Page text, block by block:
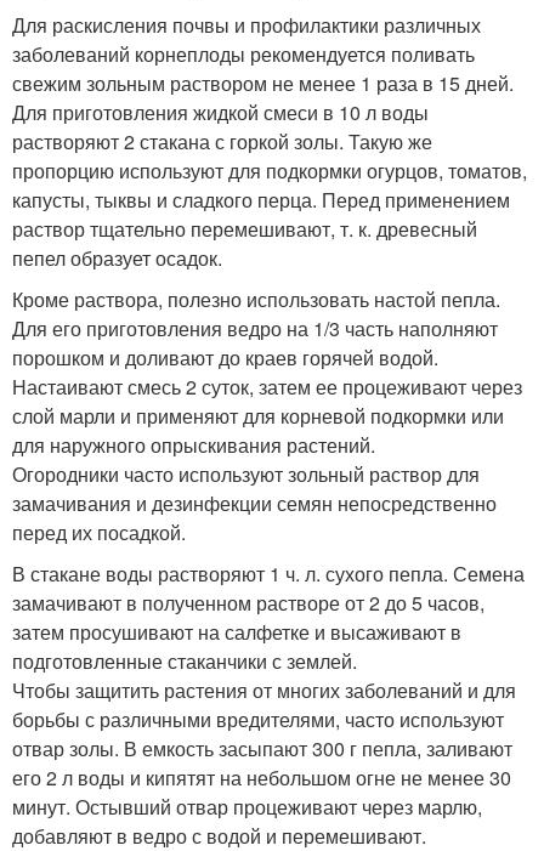
Для раскисления почвы и профилактики различных
заболеваний корнеплоды рекомендуется поливать
свежим зольным раствором не менее 1 раза в 15 дней.
Для приготовления жидкой смеси в 10 л воды
растворяют 2 стакана с горкой золы. Такую же
пропорцию используют для подкормки огурцов, томатов,
капусты, тыквы и сладкого перца. Перед применением
раствор тщательно перемешивают, т. к. древесный
пепел образует осадок.
Кроме раствора, полезно использовать настой пепла.
Для его приготовления ведро на 1/3 часть наполняют
порошком и доливают до краев горячей водой.
Настаивают смесь 2 суток, затем ее процеживают через
слой марли и применяют для корневой подкормки или
для наружного опрыскивания растений.
Огородники часто используют зольный раствор для
замачивания и дезинфекции семян непосредственно
перед их посадкой.
В стакане воды растворяют 1 ч. л. сухого пепла. Семена
замачивают в полученном растворе от 2 до 5 часов,
затем просушивают на салфетке и высаживают в
подготовленные стаканчики с землей.
Чтобы защитить растения от многих заболеваний и для
борьбы с различными вредителями, часто используют
отвар золы. В емкость засыпают 300 г пепла, заливают
его 2 л воды и кипятят на небольшом огне не менее 30
минут. Остывший отвар процеживают через марлю,
добавляют в ведро с водой и перемешивают.